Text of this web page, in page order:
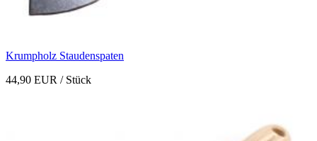
Krumpholz Staudenspaten
44,90 EUR / Stück